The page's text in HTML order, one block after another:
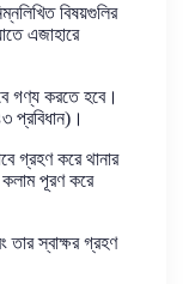
বিষয়গুলির
এজাহারে
গণ্য করতে হবে।
প্রবিধান)।
গ্রহণ করে থানার
পূরণ করে
তার স্বাক্ষর গ্রহণ